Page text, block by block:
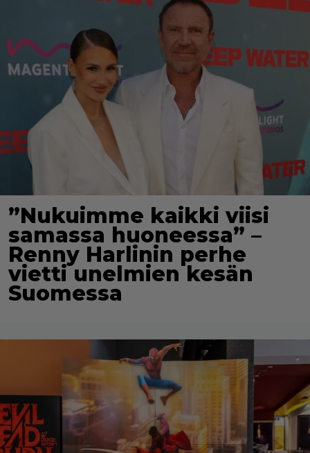
”Nukuimme kaikki viisi
samassa huoneessa” –
Renny Harlinin perhe
vietti unelmien kesän
Suomessa